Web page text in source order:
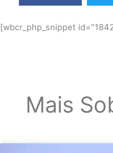
[wbcr_php_snippet
Mais